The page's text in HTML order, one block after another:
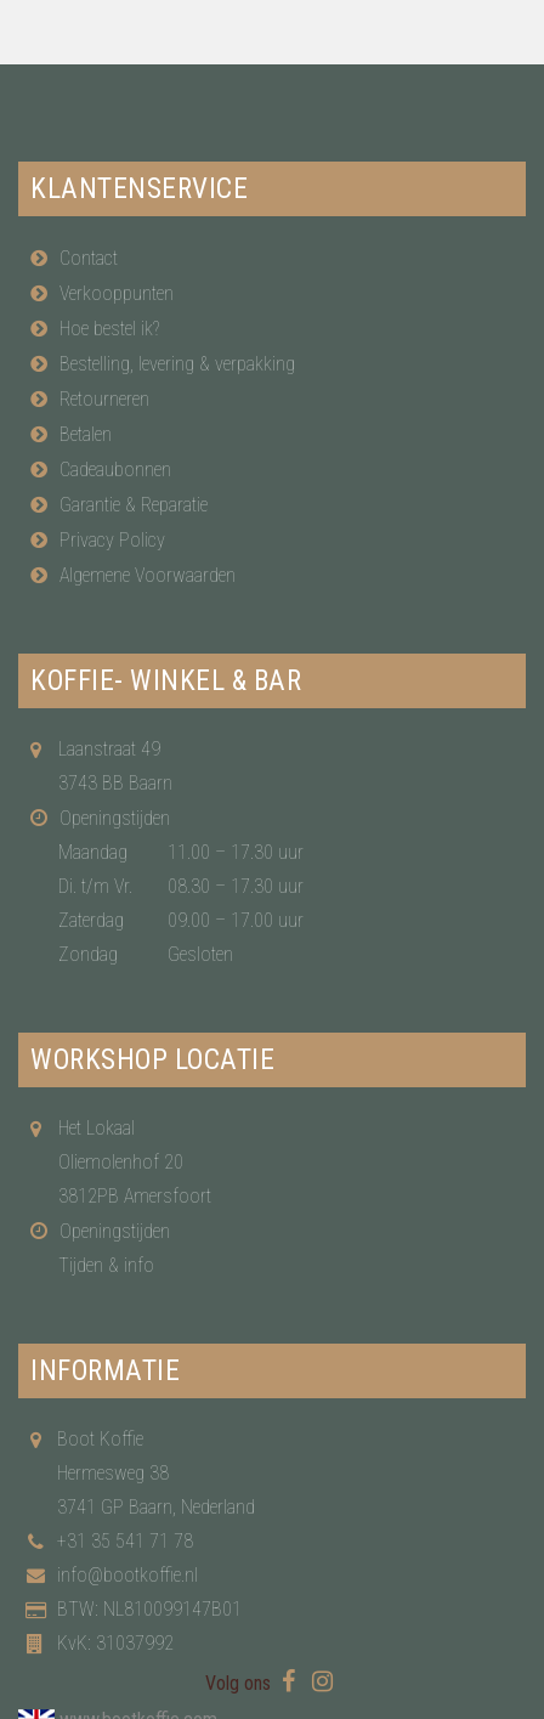
KLANTENSERVICE
Contact
Verkooppunten
Hoe bestel ik?
Bestelling, levering & verpakking
Retourneren
Betalen
Cadeaubonnen
Garantie & Reparatie
Privacy Policy
Algemene Voorwaarden
KOFFIE- WINKEL & BAR
Laanstraat 49
3743 BB Baarn
Openingstijden
Maandag
11.00 – 17.30 uur
Di. t/m Vr.
08.30 – 17.30 uur
Zaterdag
09.00 – 17.00 uur
Zondag
Gesloten
WORKSHOP LOCATIE
Het Lokaal
Oliemolenhof 20
3812PB Amersfoort
Openingstijden
Tijden & info
INFORMATIE
Boot Koffie
Hermesweg 38
3741 GP Baarn, Nederland
+31 35 541 71 78
info@bootkoffie.nl
BTW: NL810099147B01
KvK: 31037992
Volg ons